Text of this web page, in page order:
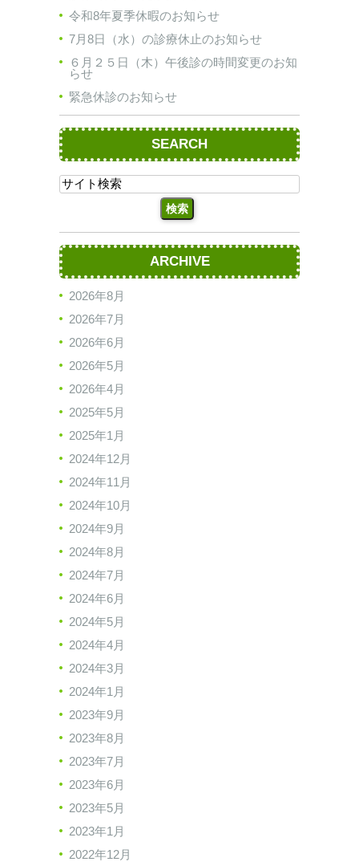
令和8年夏季休暇のお知らせ
7月8日（水）の診療休止のお知らせ
６月２５日（木）午後診の時間変更のお知
らせ
緊急休診のお知らせ
SEARCH
ARCHIVE
2026年8月
2026年7月
2026年6月
2026年5月
2026年4月
2025年5月
2025年1月
2024年12月
2024年11月
2024年10月
2024年9月
2024年8月
2024年7月
2024年6月
2024年5月
2024年4月
2024年3月
2024年1月
2023年9月
2023年8月
2023年7月
2023年6月
2023年5月
2023年1月
2022年12月